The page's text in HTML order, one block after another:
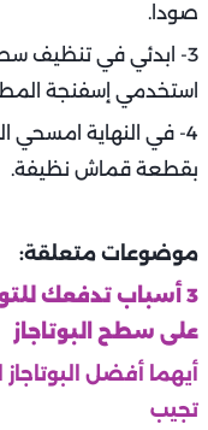
صودا.
3- ابدئي في تنظيف
استخدمي إسفنجة
4- في النهاية امسحي
بقطعة قماش نظيفة.
موضوعات متعلقة:
3 أسباب تدفعك
على سطح البوتاجاز
أيهما أفضل
تجيب